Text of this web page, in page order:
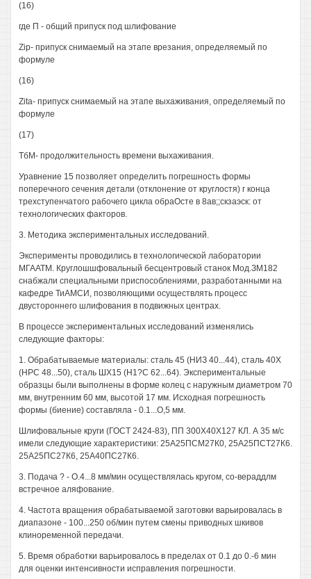
(16)
где П - общий припуск под шлифование
Zip- припуск снимаемый на этапе врезания, определяемый по
формуле
(16)
Zita- припуск снимаемый на этапе выхаживания, определяемый по
формуле
(17)
ТбМ- продолжительность времени выхаживания.
Уравнение 15 позволяет определить погрешность формы
поперечного сечения детали (отклонение от круглостя) г конца
трехступенчатого рабочего цикла обраОсте в 8ав;;скзаэск: от
технологических факторов.
3. Методика экспериментальных исследований.
Эксперименты проводились в технологической лаборатории
МГААТМ. Круглошшфовальный бесцентровый станок Мод.ЗМ182
снабжали специальными приспособлениями, разработанными на
кафедре ТиАМСИ, позволяющими осуществлять процесс
двустороннего шлифования в подвижных центрах.
В процессе экспериментальных исследований изменялись
следующие факторы:
1. Обрабатываемые материалы: сталь 45 (НИЗ 40...44), сталь 40Х
(НРС 48...50), сталь ШХ15 (Н1?С 62...64). Экспериментальные
образцы были выполнены в форме колец с наружным диаметром 70
мм, внутренним 60 мм, высотой 17 мм. Исходная погрешность
формы (биение) составляла - 0.1...О,5 мм.
Шлифовальные круги (ГОСТ 2424-83), ПП 300X40X127 КЛ. А 35 м/с
имели следующие характеристики: 25А25ПСМ27К0, 25А25ПСТ27К6.
25А25ПС27К6, 25А40ПС27К6.
3. Подача ? - О.4...8 мм/мин осуществлялась кругом, со-вераддлм
встречное аляфование.
4. Частота вращения обрабатываемой заготовки варьировалась в
диапазоне - 100...250 об/мин путем смены приводных шкивов
клиноременной передачи.
5. Время обработки варьировалось в пределах от 0.1 до 0.-6 мин
для оценки интенсивности исправления погрешности.